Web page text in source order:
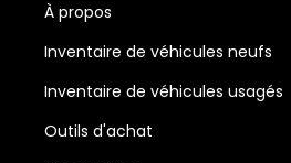
À propos
Inventaire de véhicules neufs
Inventaire de véhicules usagés
Outils d'achat